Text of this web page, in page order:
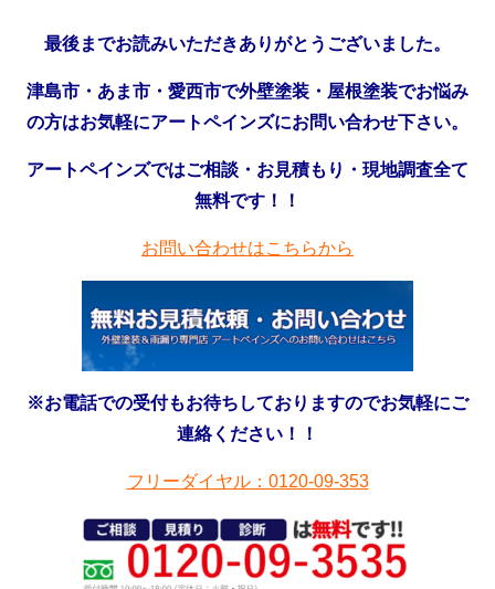
最後までお読みいただきありがとうございました。
津島市・あま市・愛西市で外壁塗装・屋根塗装でお悩み
の方はお気軽にアートペインズにお問い合わせ下さい。
アートペインズではご相談・お見積もり・現地調査全て
無料です！！
お問い合わせはこちらから
※お電話での受付もお待ちしておりますのでお気軽にご
連絡ください！！
フリーダイヤル：0120-09-353